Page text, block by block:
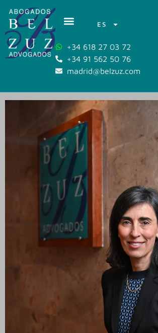
ES
+34 618 27 03 72
+34 91 562 50 76
madrid@belzuz.com